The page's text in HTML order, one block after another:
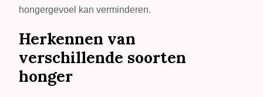
hongergevoel kan verminderen.
Herkennen van
verschillende soorten
honger